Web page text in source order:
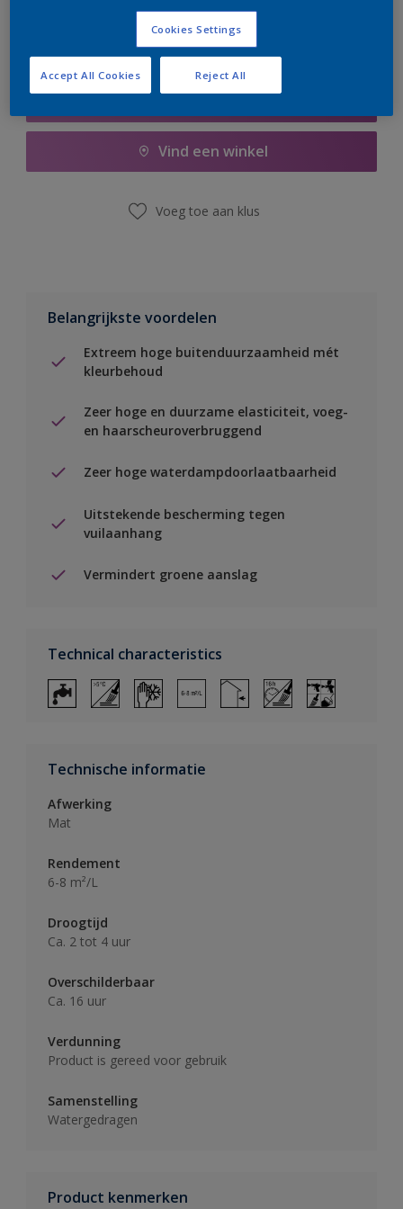
Vind een winkel
Voeg toe aan klus
Belangrijkste voordelen
Extreem hoge buitenduurzaamheid mét
kleurbehoud
Zeer hoge en duurzame elasticiteit, voeg-
en haarscheuroverbruggend
Zeer hoge waterdampdoorlaatbaarheid
Uitstekende bescherming tegen
vuilaanhang
Vermindert groene aanslag
Technical characteristics
Technische informatie
Afwerking
Mat
Rendement
6-8 m²/L
Droogtijd
Ca. 2 tot 4 uur
Overschilderbaar
Ca. 16 uur
Verdunning
Product is gereed voor gebruik
Samenstelling
Watergedragen
Product kenmerken
Cookies Settings
Reject All
Accept All Cookies